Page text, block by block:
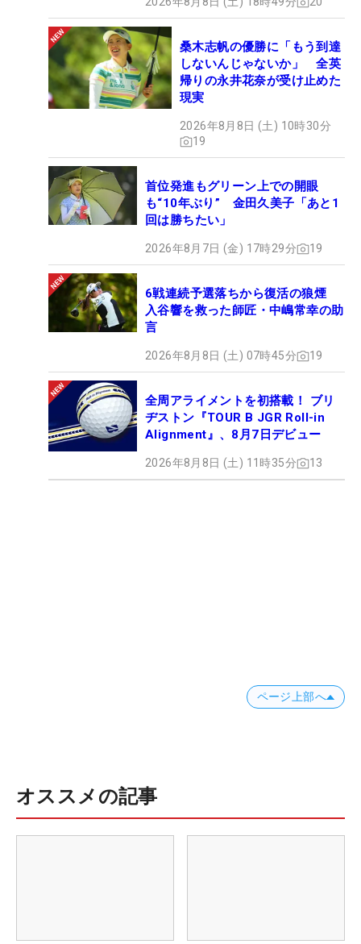
桑木志帆の優勝に「もう到達
しないんじゃないか」 全英
帰りの永井花奈が受け止めた
現実
2026年8月8日 (土) 10時30分
19
首位発進もグリーン上での開眼
も“10年ぶり” 金田久美子「あと1
回は勝ちたい」
2026年8月7日 (金) 17時29分 19
6戦連続予選落ちから復活の狼煙
入谷響を救った師匠・中嶋常幸の助
言
2026年8月8日 (土) 07時45分 19
全周アライメントを初搭載！ ブリ
ヂストン『TOUR B JGR Roll-in
Alignment』、8月7日デビュー
2026年8月8日 (土) 11時35分 13
ページ上部へ
オススメの記事